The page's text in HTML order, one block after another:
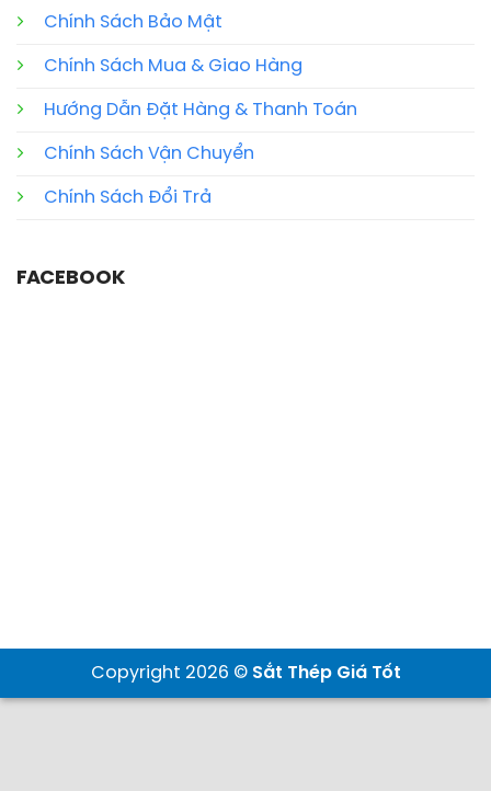
Chính Sách Bảo Mật
Chính Sách Mua & Giao Hàng
Hướng Dẫn Đặt Hàng & Thanh Toán
Chính Sách Vận Chuyển
Chính Sách Đổi Trả
FACEBOOK
Copyright 2026 © Sắt Thép Giá Tốt